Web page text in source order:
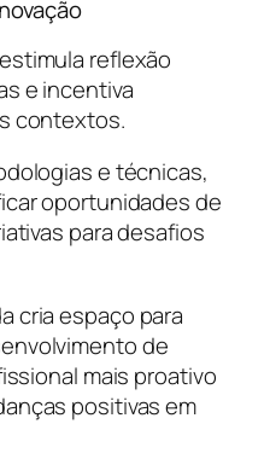
reflexão
e incentiva
contextos.
e técnicas,
oportunidades de
para desafios
cria espaço para
de
mais proativo
positivas em